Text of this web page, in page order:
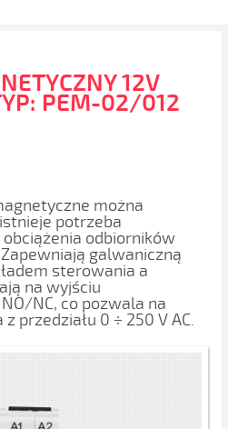
12V
PEM-02/012
można
potrzeba
odbiorników
galwaniczną
sterowania a
na wyjściu
NC, co pozwala na
przedziału 0 ÷ 250 V AC.